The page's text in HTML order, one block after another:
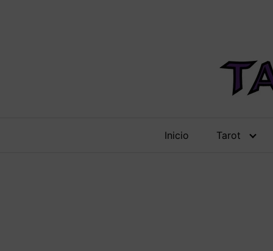
Inicio Tarot